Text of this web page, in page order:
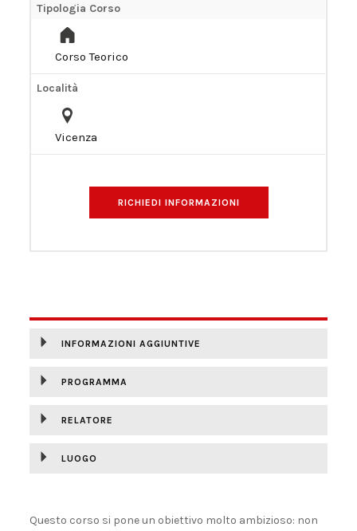
Tipologia Corso
Corso Teorico
Località
Vicenza
RICHIEDI INFORMAZIONI
INFORMAZIONI AGGIUNTIVE
PROGRAMMA
RELATORE
LUOGO
Questo corso si pone un obiettivo molto ambizioso: non